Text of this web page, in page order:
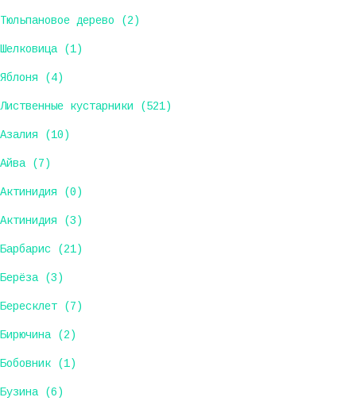
Тюльпановое дерево (2)
Шелковица (1)
Яблоня (4)
Лиственные кустарники (521)
Азалия (10)
Айва (7)
Актинидия (0)
Актинидия (3)
Барбарис (21)
Берёза (3)
Бересклет (7)
Бирючина (2)
Бобовник (1)
Бузина (6)